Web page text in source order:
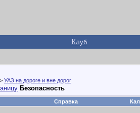
Клуб
> УАЗ на дороге и вне дорог
Безопасность
Справка